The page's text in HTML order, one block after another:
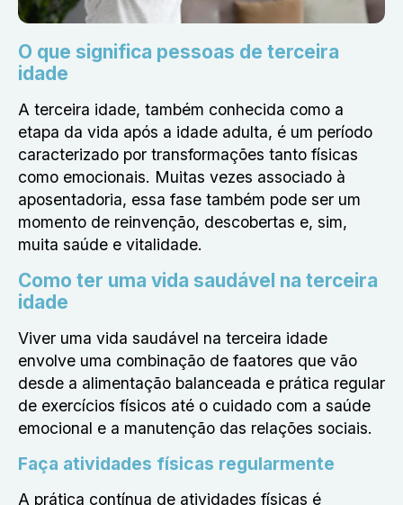
O que significa pessoas de terceira
idade
A terceira idade, também conhecida como a
etapa da vida após a idade adulta, é um período
caracterizado por transformações tanto físicas
como emocionais. Muitas vezes associado à
aposentadoria, essa fase também pode ser um
momento de reinvenção, descobertas e, sim,
muita saúde e vitalidade.
Como ter uma vida saudável na terceira
idade
Viver uma vida saudável na terceira idade
envolve uma combinação de faatores que vão
desde a alimentação balanceada e prática regular
de exercícios físicos até o cuidado com a saúde
emocional e a manutenção das relações sociais.
Faça atividades físicas regularmente
A prática contínua de atividades físicas é